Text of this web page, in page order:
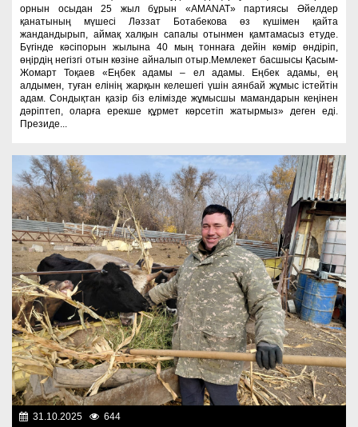
орнын осыдан 25 жыл бұрын «AMANAT» партиясы Әйелдер
қанатының мүшесі Ләззат Ботабекова өз күшімен қайта
жандандырып, аймақ халқын сапалы отынмен қамтамасыз етуде.
Бүгінде кәсіпорын жылына 40 мың тоннаға дейін көмір өндіріп,
өңірдің негізгі отын көзіне айналып отыр.Мемлекет басшысы Қасым-
Жомарт Тоқаев «Еңбек адамы – ел адамы. Еңбек адамы, ең
алдымен, туған елінің жарқын келешегі үшін аянбай жұмыс істейтін
адам. Сондықтан қазір біз елімізде жұмысшы мамандарын кеңінен
дәріптеп, оларға ерекше құрмет көрсетіп жатырмыз» деген еді.
Президе...
31.10.2025 644